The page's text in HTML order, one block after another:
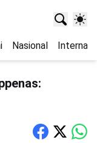
Nasional